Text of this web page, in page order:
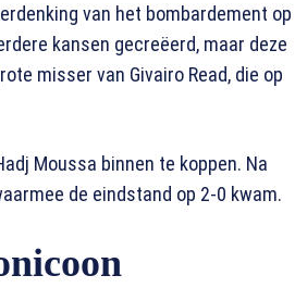
van het bombardement op
kansen gecreëerd, maar deze
misser van Givairo Read, die op
Moussa binnen te koppen. Na
de eindstand op 2-0 kwam.